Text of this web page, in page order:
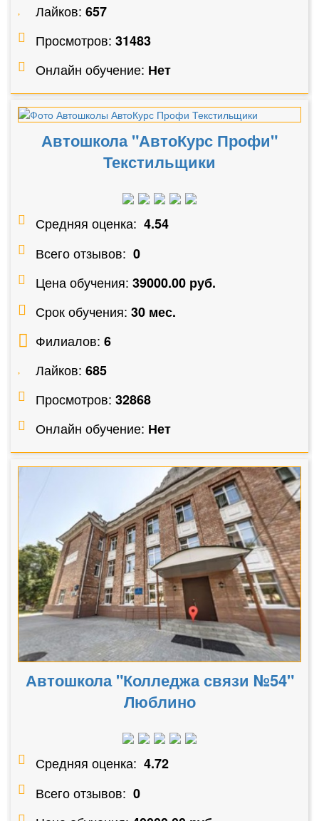
Лайков: 657
Просмотров: 31483
Онлайн обучение: Нет
Автошкола "АвтоКурс Профи"
Текстильщики
Средняя оценка: 4.54
Всего отзывов: 0
Цена обучения: 39000.00 руб.
Срок обучения: 30 мес.
Филиалов: 6
Лайков: 685
Просмотров: 32868
Онлайн обучение: Нет
Автошкола "Колледжа связи №54"
Люблино
Средняя оценка: 4.72
Всего отзывов: 0